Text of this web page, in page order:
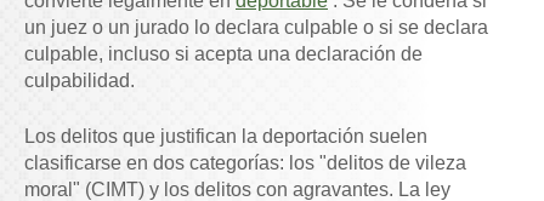
un juez o un jurado lo declara culpable o si se declara
culpable, incluso si acepta una declaración de
culpabilidad.
Los delitos que justifican la deportación suelen
clasificarse en dos categorías: los "delitos de vileza
moral" (CIMT) y los delitos con agravantes. La ley